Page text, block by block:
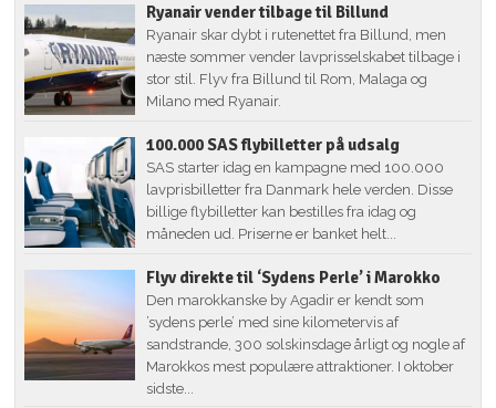
Ryanair vender tilbage til Billund
Ryanair skar dybt i rutenettet fra Billund, men
næste sommer vender lavprisselskabet tilbage i
stor stil. Flyv fra Billund til Rom, Malaga og
Milano med Ryanair.
100.000 SAS flybilletter på udsalg
SAS starter idag en kampagne med 100.000
lavprisbilletter fra Danmark hele verden. Disse
billige flybilletter kan bestilles fra idag og
måneden ud. Priserne er banket helt...
Flyv direkte til ‘Sydens Perle’ i Marokko
Den marokkanske by Agadir er kendt som
’sydens perle’ med sine kilometervis af
sandstrande, 300 solskinsdage årligt og nogle af
Marokkos mest populære attraktioner. I oktober
sidste...